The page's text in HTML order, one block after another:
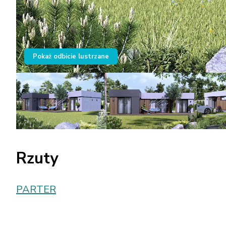
Pokaż odbicie lustrzane
Rzuty
PARTER